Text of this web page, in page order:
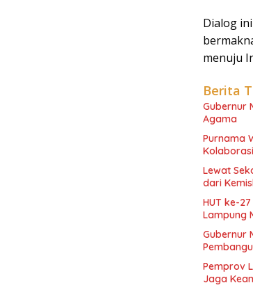
Dialog
menuju
Berita
Gubernur
Agama
Purnama
Lewat
dari
HUT ke-
Lampung
Gubernur
Pemprov
Jaga